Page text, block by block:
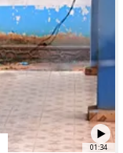
01:34